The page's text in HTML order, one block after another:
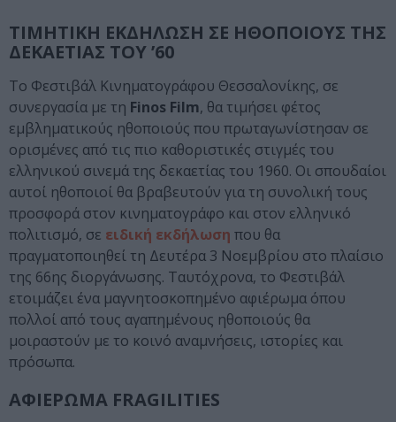
ΤΙΜΗΤΙΚΗ ΕΚΔΗΛΩΣΗ ΣΕ ΗΘΟΠΟΙΟΥΣ ΤΗΣ
ΔΕΚΑΕΤΙΑΣ ΤΟΥ ’60
Το Φεστιβάλ Κινηματογράφου Θεσσαλονίκης, σε
συνεργασία με τη Finos Film, θα τιμήσει φέτος
εμβληματικούς ηθοποιούς που πρωταγωνίστησαν σε
ορισμένες από τις πιο καθοριστικές στιγμές του
ελληνικού σινεμά της δεκαετίας του 1960. Οι σπουδαίοι
αυτοί ηθοποιοί θα βραβευτούν για τη συνολική τους
προσφορά στον κινηματογράφο και στον ελληνικό
πολιτισμό, σε ειδική εκδήλωση που θα
πραγματοποιηθεί τη Δευτέρα 3 Νοεμβρίου στο πλαίσιο
της 66ης διοργάνωσης. Ταυτόχρονα, το Φεστιβάλ
ετοιμάζει ένα μαγνητοσκοπημένο αφιέρωμα όπου
πολλοί από τους αγαπημένους ηθοποιούς θα
μοιραστούν με το κοινό αναμνήσεις, ιστορίες και
πρόσωπα.
ΑΦΙΕΡΩΜΑ FRAGILITIES